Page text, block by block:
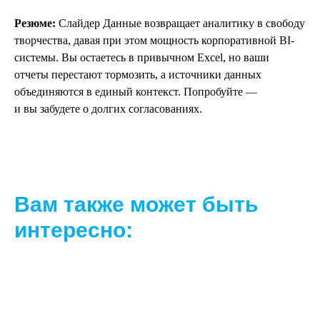
Резюме: Слайдер Данные возвращает аналитику в свободу
творчества, давая при этом мощность корпоративной BI-
системы. Вы остаетесь в привычном Excel, но ваши
отчеты перестают тормозить, а источники данных
объединяются в единый контекст. Попробуйте —
и вы забудете о долгих согласованиях.
Вам также может быть
интересно: